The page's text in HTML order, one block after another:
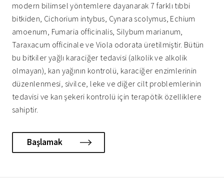
modern bilimsel yöntemlere dayanarak 7 farklı tıbbi
bitkiden, Cichorium intybus, Cynara scolymus, Echium
amoenum, Fumaria officinalis, Silybum marianum,
Taraxacum officinale ve Viola odorata üretilmiştir. Bütün
bu bitkiler yağlı karaciğer tedavisi (alkolik ve alkolik
olmayan), kan yağının kontrolü, karaciğer enzimlerinin
düzenlenmesi, sivilce, leke ve diğer cilt problemlerinin
tedavisi ve kan şekeri kontrolü için terapötik özelliklere
sahiptir.
Başlamak